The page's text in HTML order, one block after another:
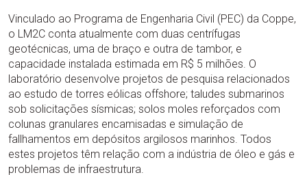
Vinculado ao Programa de Engenharia Civil (PEC) da Coppe,
o LM2C conta atualmente com duas centrífugas
geotécnicas, uma de braço e outra de tambor, e
capacidade instalada estimada em R$ 5 milhões. O
laboratório desenvolve projetos de pesquisa relacionados
ao estudo de torres eólicas offshore; taludes submarinos
sob solicitações sísmicas; solos moles reforçados com
colunas granulares encamisadas e simulação de
fallhamentos em depósitos argilosos marinhos. Todos
estes projetos têm relação com a indústria de óleo e gás e
problemas de infraestrutura.